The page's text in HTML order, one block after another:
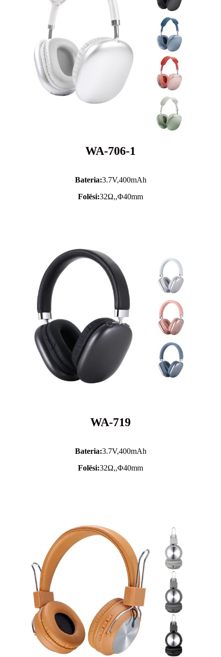
WA-706-1
Bateria:3.7V,400mAh
Folësi:32Ω,,Φ40mm
WA-719
Bateria:3.7V,400mAh
Folësi:32Ω,,Φ40mm